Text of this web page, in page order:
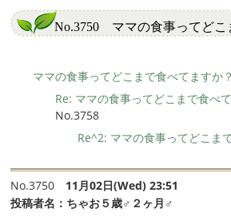
No.3750 ママの食事ってどこ
ママの食事ってどこまで食べてますか？
Re: ママの食事ってどこまで食べ
No.3758
Re^2: ママの食事ってどこま
No.3750
11月02日(Wed) 23:51
投稿者名： ちゃお５歳♂２ヶ月♂